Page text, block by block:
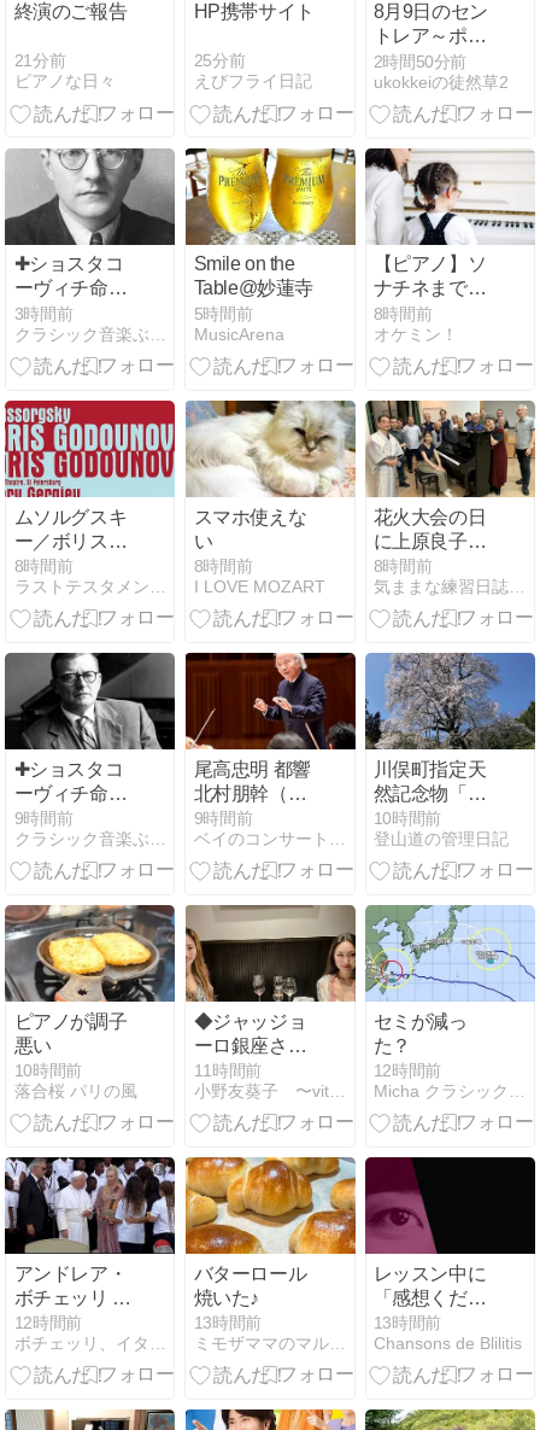
終演のご報告
21分前
ピアノな日々
HP携帯サイト
25分前
えびフライ日記
8月9日のセン
トレア～ポー
ズを取ってく
れたなぞの旅
人フー・キャ
レトロカラー
機他編
2時間50分前
ukokkeiの徒然草2
✚ショスタコ
ーヴィチ命日
✙バルシャイ
＆ケルン放送
響:交響曲全集
3時間前
Smile on the
Table@妙蓮寺
5時間前
MusicArena
【ピアノ】ソ
ナチネまで何
年かかる？大
人・子供の目
安と練習法
8時間前
オケミン！
ムソルグスキ
ー／ボリス・
ゴドゥノフ
1869年稿
8時間前
ラストテスタメント デフォルメ演奏の探求
スマホ使えな
い
8時間前
I LOVE MOZART
花火大会の日
に上原良子先
生降臨！ 今期
初セッション
の巻
8時間前
気ままな練習日誌〜前橋男声合唱団〜
✚ショスタコ
ーヴィチ命日
✙ラトル、ゲ
ルギエフの録
音と共に３強
る名盤👉未だ
に価値の高い
チョン・ミュ
ンフン＆フィ
ラデルフィア
管:交響曲第４
番
9時間前
クラシック音楽ぶった斬り
尾高忠明 都響
北村朋幹（ピ
アノ）初演指
揮者ならでは
の説得力！
9時間前
ベイのコンサート日記
川俣町指定天
然記念物「秋
山の駒ザク
ラ」
（2026/04/12）
10時間前
登山道の管理日記
ピアノが調子
悪い
10時間前
落合桜 パリの風
◆ジャッジョ
ーロ銀座さん
で山田由紀子
さんとランチ
11時間前
小野友葵子 〜vita rosea〜
セミが減っ
た？
12時間前
Micha クラシック＆リュートの楽しみ
アンドレア・
ボチェッリ A
Night to Shine
& レオ教皇イ
ベント
12時間前
ボチェッリ、イタリア、アモーレ！
バターロール
焼いた♪
13時間前
ミモザママのマルチーズ大好き〜in 南フロリダ
レッスン中に
「感想くださ
い！」と聞く
理由｜トリル
指導から学ん
切さ
13時間前
Chansons de Blilitis